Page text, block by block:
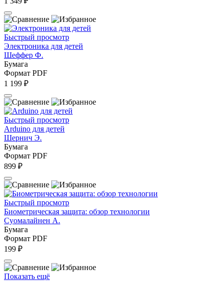
Быстрый просмотр
Электроника для детей
Шеффер Ф.
Бумага
Формат PDF
1 199 ₽
Быстрый просмотр
Arduino для детей
Шернич Э.
Бумага
Формат PDF
899 ₽
Быстрый просмотр
Биометрическая защита: обзор технологии
Суомалайнен А.
Бумага
Формат PDF
199 ₽
Показать ещё